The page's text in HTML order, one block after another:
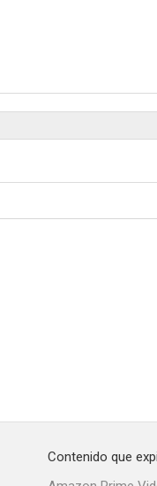
Contenido que